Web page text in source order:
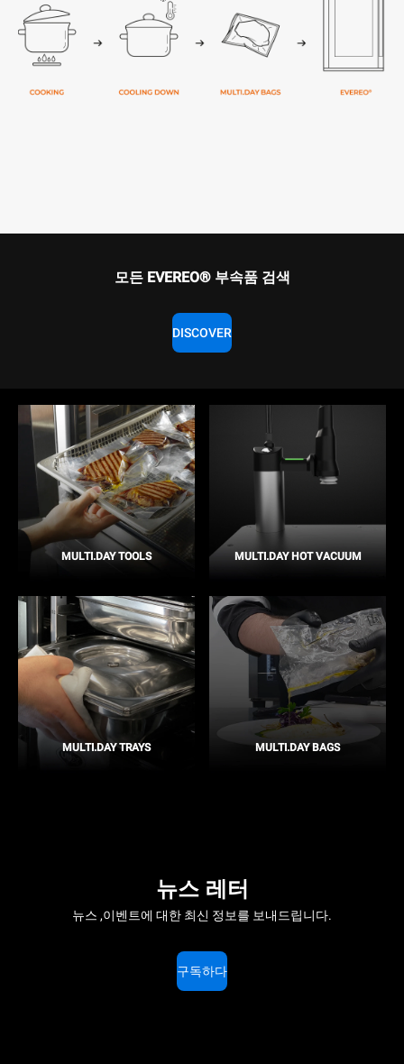
모든 EVEREO® 부속품 검색
DISCOVER
MULTI.DAY TOOLS MULTI.DAY HOT VACUUM
MULTI.DAY TRAYS MULTI.DAY BAGS
뉴스 레터
뉴스 ,이벤트에 대한 최신 정보를 보내드립니다.
구독하다